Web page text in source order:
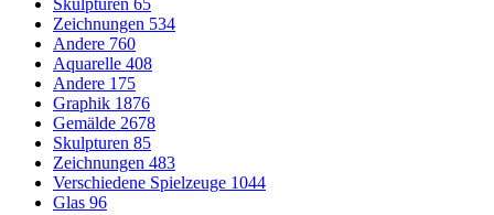
Skulpturen 65
Zeichnungen 534
Andere 760
Aquarelle 408
Andere 175
Graphik 1876
Gemälde 2678
Skulpturen 85
Zeichnungen 483
Verschiedene Spielzeuge 1044
Glas 96